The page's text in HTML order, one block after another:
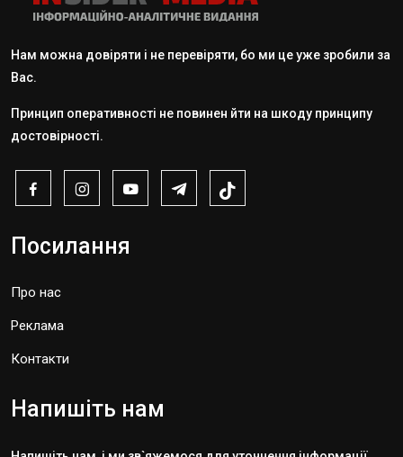
Нам можна довіряти і не перевіряти, бо ми це уже зробили за
Вас.
Принцип оперативності не повинен йти на шкоду принципу
достовірності.
Посилання
Про нас
Реклама
Контакти
Напишіть нам